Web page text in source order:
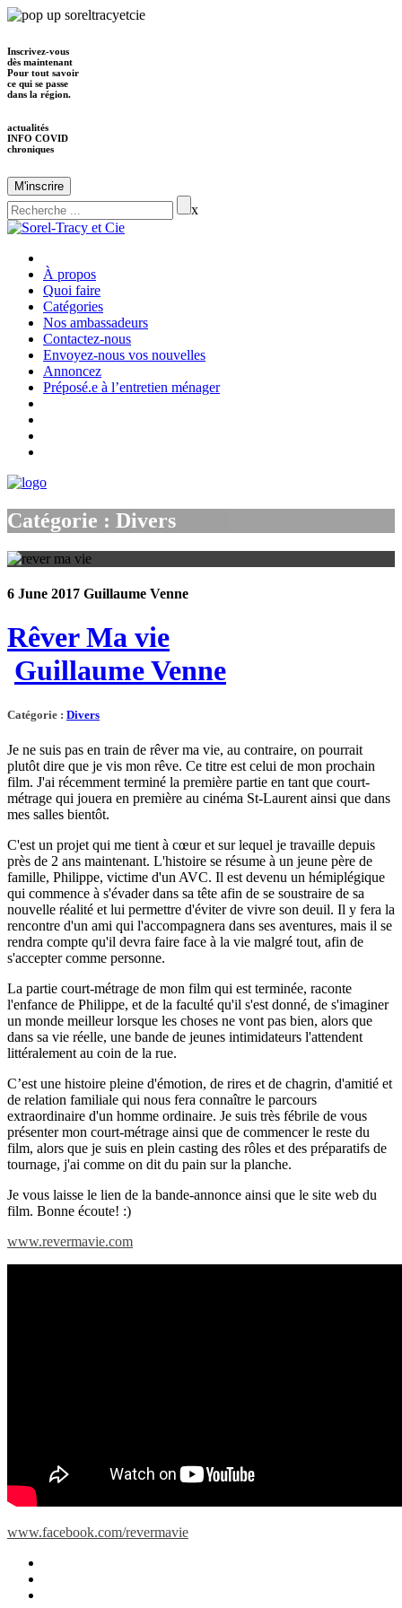
Inscrivez-vous
dès maintenant
Pour tout savoir
ce qui se passe
dans la région.
actualités
INFO COVID
chroniques
M'inscrire
x
À propos
Quoi faire
Catégories
Nos ambassadeurs
Contactez-nous
Envoyez-nous vos nouvelles
Annoncez
Préposé.e à l’entretien ménager
Catégorie : Divers
6 June 2017 Guillaume Venne
Rêver Ma vie
Guillaume Venne
Catégorie : Divers
Je ne suis pas en train de rêver ma vie, au contraire, on pourrait
plutôt dire que je vis mon rêve. Ce titre est celui de mon prochain
film. J'ai récemment terminé la première partie en tant que court-
métrage qui jouera en première au cinéma St-Laurent ainsi que dans
mes salles bientôt.
C'est un projet qui me tient à cœur et sur lequel je travaille depuis
près de 2 ans maintenant. L'histoire se résume à un jeune père de
famille, Philippe, victime d'un AVC. Il est devenu un hémiplégique
qui commence à s'évader dans sa tête afin de se soustraire de sa
nouvelle réalité et lui permettre d'éviter de vivre son deuil. Il y fera la
rencontre d'un ami qui l'accompagnera dans ses aventures, mais il se
rendra compte qu'il devra faire face à la vie malgré tout, afin de
s'accepter comme personne.
La partie court-métrage de mon film qui est terminée, raconte
l'enfance de Philippe, et de la faculté qu'il s'est donné, de s'imaginer
un monde meilleur lorsque les choses ne vont pas bien, alors que
dans sa vie réelle, une bande de jeunes intimidateurs l'attendent
littéralement au coin de la rue.
C’est une histoire pleine d'émotion, de rires et de chagrin, d'amitié et
de relation familiale qui nous fera connaître le parcours
extraordinaire d'un homme ordinaire. Je suis très fébrile de vous
présenter mon court-métrage ainsi que de commencer le reste du
film, alors que je suis en plein casting des rôles et des préparatifs de
tournage, j'ai comme on dit du pain sur la planche.
Je vous laisse le lien de la bande-annonce ainsi que le site web du
film. Bonne écoute! :)
www.revermavie.com
www.facebook.com/revermavie